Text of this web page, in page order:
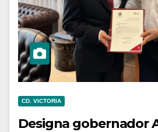
CD. VICTORIA
Designa gobernador